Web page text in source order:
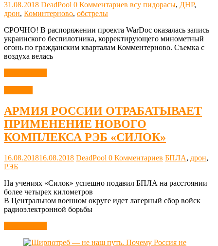
31.08.2018 DeadPool 0 Комментариев всу пидорасы, ДНР,
дрон, Коминтерново, обстрелы
СРОЧНО! В распоряжении проекта WarDoc оказалась запись
украинского беспилотника, корректирующего минометный
огонь по гражданским кварталам Комментерново. Съемка с
воздуха велась
АРМИЯ РОССИИ ОТРАБАТЫВАЕТ
ПРИМЕНЕНИЕ НОВОГО
КОМПЛЕКСА РЭБ «СИЛОК»
16.08.201816.08.2018 DeadPool 0 Комментариев БПЛА, дрон,
РЭБ
На учениях «Силок» успешно подавил БПЛА на расстоянии
более четырех километров
В Центральном военном округе идет лагерный сбор войск
радиоэлектронной борьбы